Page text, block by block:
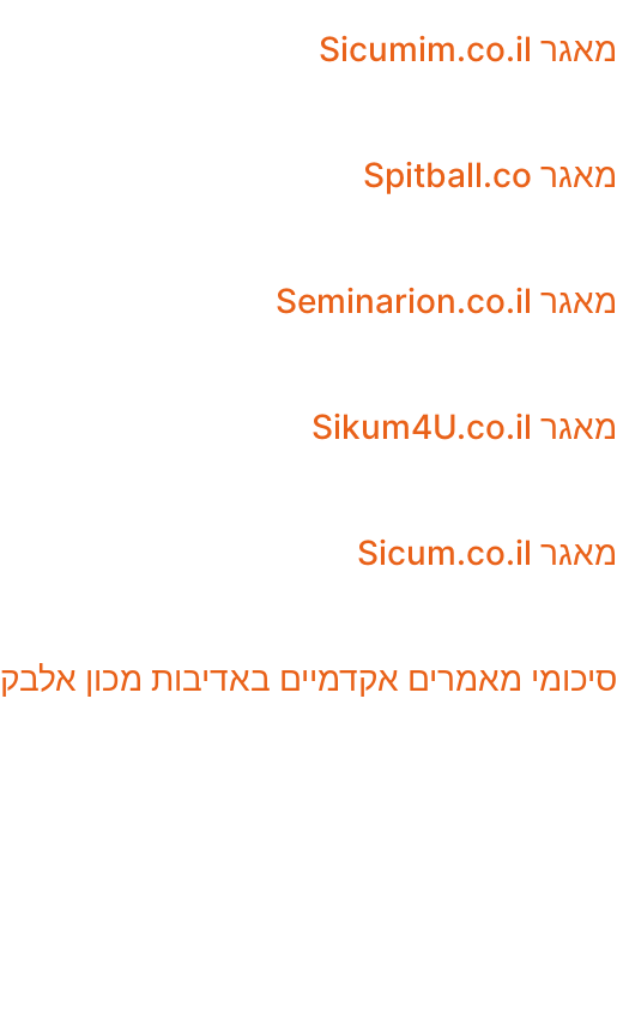
מאגר Sicumim.co.il
מאגר Spitball.co
מאגר Seminarion.co.il
מאגר Sikum4U.co.il
מאגר Sicum.co.il
סיכומי מאמרים אקדמיים באדיבות מכון אלבק